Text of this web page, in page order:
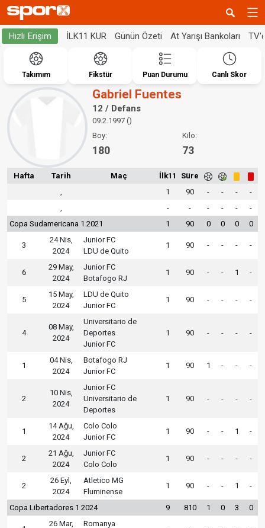
Hızlı Erişim İLK11 KUR Günün Özeti At Yarışı Bankoları
Takımım Fikstür Puan Durumu Canlı Skor
Gabriel Fuentes
12 / Defans
09.2.1997 ()
Boy:
180
Kilo:
73
Hafta Tarih Maç İlk11
Süre
1 90 - - -
-
- - - - -
-
Copa Sudamericana 1 2021
1 90 0 0 0 0
3
24 Nis,
2024
Junior FC
LDU de Quito
1 90 - - - -
6
29 May,
2024
Junior FC
Botafogo RJ
1 90 - - 1 -
5
15 May,
2024
LDU de Quito
Junior FC
1 90 - - - -
4
08 May,
2024
Universitario de
Deportes
Junior FC
1 90 - - - -
1
04 Nis,
2024
Botafogo RJ
Junior FC
1 90 1 - - -
2
10 Nis,
2024
Junior FC
Universitario de
Deportes
1 90 - - - -
1
14 Ağu,
2024
Colo Colo
Junior FC
1 90 - - 1 -
2
21 Ağu,
2024
Junior FC
Colo Colo
1 90 - - - -
2
26 Eyl,
2024
Atletico MG
Fluminense
1 90 - - 1 -
Copa Libertadores 1 2024 9 810 1 0 3 0
26 Mar,
Romanya